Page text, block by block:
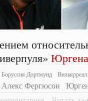
Боруссия Дортмунд Вильярреал
Алекс Фергюсон